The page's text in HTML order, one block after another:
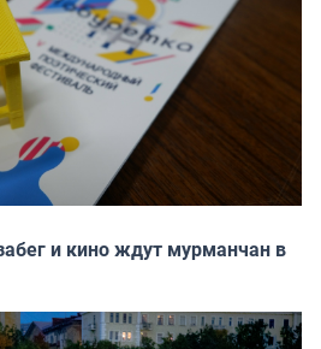
и кино ждут мурманчан в